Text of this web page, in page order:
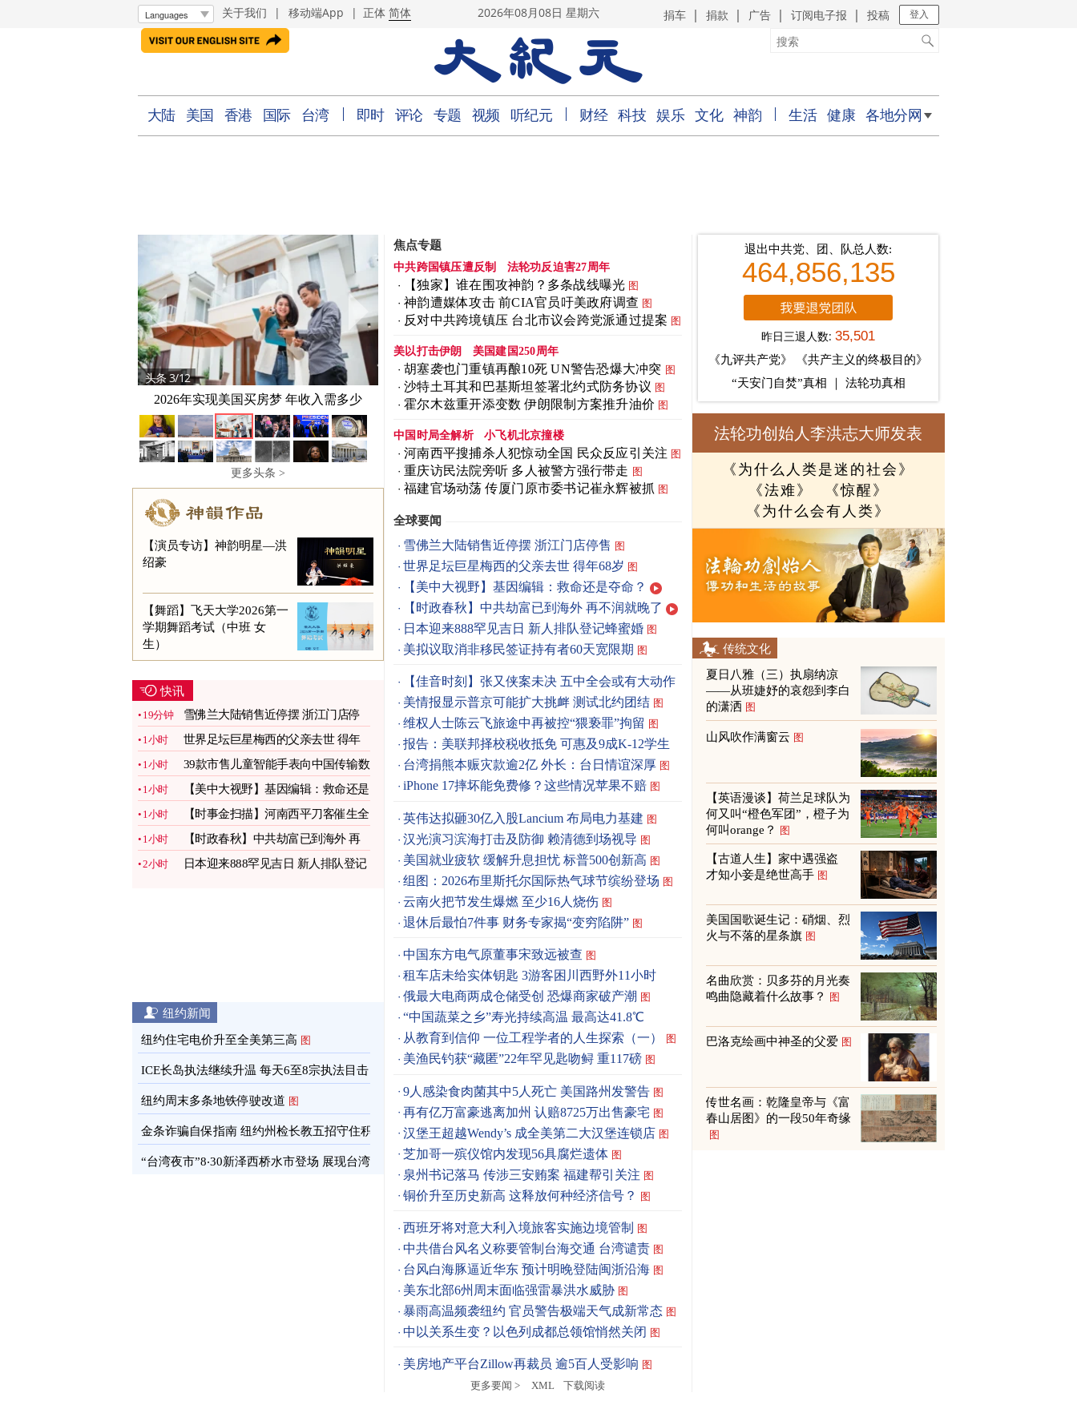
关于我们 | 移动端App | 正体 简体 2026年08月08日 星期六 捐车 捐款 广告 订阅电子报 投稿 登入
大陆 美国 香港 国际 台湾 即时 评论 专题 视频 听纪元 财经 科技 娱乐 文化 神韵 生活 健康 各地分网
头条 3/12
2026年实现美国买房梦 年收入需多少
更多头条 >
【演员专访】神韵明星—洪
绍豪
【舞蹈】飞天大学2026第一
学期舞蹈考试（中班 女
生）
快讯
19分钟
雪佛兰大陆销售近停摆 浙江门店停
售 图
1小时
世界足坛巨星梅西的父亲去世 得年
68岁 图
1小时
39款市售儿童智能手表向中国传输数
据 图
1小时
【美中大视野】基因编辑：救命还是
夺命？
1小时
【时事金扫描】河南西平刀客催生全
民抗共
1小时
【时政春秋】中共劫富已到海外 再
不润就晚了
2小时
日本迎来888罕见吉日 新人排队登记
纽约新闻
纽约住宅电价升至全美第三高 图
ICE长岛执法继续升温 每天6至8宗执法目击
通报 图
纽约周末多条地铁停驶改道 图
金条诈骗自保指南 纽约州检长教五招守住积
蓄 图
“台湾夜市”8‧30新泽西桥水市登场 展现台湾
焦点专题
中共跨国镇压遭反制 法轮功反迫害27周年
【独家】谁在围攻神韵？多条战线曝光 图
神韵遭媒体攻击 前CIA官员吁美政府调查 图
反对中共跨境镇压 台北市议会跨党派通过提案 图
美以打击伊朗 美国建国250周年
胡塞袭也门重镇再酿10死 UN警告恐爆大冲突 图
沙特土耳其和巴基斯坦签署北约式防务协议 图
霍尔木兹重开添变数 伊朗限制方案推升油价 图
中国时局全解析 小飞机北京撞楼
河南西平搜捕杀人犯惊动全国 民众反应引关注 图
重庆访民法院旁听 多人被警方强行带走 图
福建官场动荡 传厦门原市委书记崔永辉被抓 图
全球要闻
雪佛兰大陆销售近停摆 浙江门店停售 图
世界足坛巨星梅西的父亲去世 得年68岁 图
【美中大视野】基因编辑：救命还是夺命？
【时政春秋】中共劫富已到海外 再不润就晚了
日本迎来888罕见吉日 新人排队登记蜂蜜婚 图
美拟议取消非移民签证持有者60天宽限期 图
【佳音时刻】张又侠案未决 五中全会或有大动作
美情报显示普京可能扩大挑衅 测试北约团结 图
维权人士陈云飞旅途中再被控“猥亵罪”拘留 图
报告：美联邦择校税收抵免 可惠及9成K-12学生
图
台湾捐熊本赈灾款逾2亿 外长：台日情谊深厚 图
iPhone 17摔坏能免费修？这些情况苹果不赔 图
英伟达拟砸30亿入股Lancium 布局电力基建 图
汉光演习滨海打击及防御 赖清德到场视导 图
美国就业疲软 缓解升息担忧 标普500创新高 图
组图：2026布里斯托尔国际热气球节缤纷登场 图
云南火把节发生爆燃 至少16人烧伤 图
退休后最怕7件事 财务专家揭“变穷陷阱” 图
中国东方电气原董事宋致远被查 图
租车店未给实体钥匙 3游客困川西野外11小时
俄最大电商两成仓储受创 恐爆商家破产潮 图
“中国蔬菜之乡”寿光持续高温 最高达41.8℃
从教育到信仰 一位工程学者的人生探索（一）
图
美渔民钓获“藏匿”22年罕见匙吻鲟 重117磅 图
9人感染食肉菌其中5人死亡 美国路州发警告 图
再有亿万富豪逃离加州 认赔8725万出售豪宅 图
汉堡王超越Wendy’s 成全美第二大汉堡连锁店 图
芝加哥一殡仪馆内发现56具腐烂遗体 图
泉州书记落马 传涉三安贿案 福建帮引关注 图
铜价升至历史新高 这释放何种经济信号？ 图
西班牙将对意大利入境旅客实施边境管制 图
中共借台风名义称要管制台海交通 台湾谴责 图
台风白海豚逼近华东 预计明晚登陆闽浙沿海 图
美东北部6州周末面临强雷暴洪水威胁 图
暴雨高温频袭纽约 官员警告极端天气成新常态 图
中以关系生变？以色列成都总领馆悄然关闭 图
美房地产平台Zillow再裁员 逾5百人受影响 图
更多要闻 >
XML 下载阅读
退出中共党、团、队总人数:
464,856,135
昨日三退人数:35,501
《九评共产党》
《共产主义的终极目的》
“天安门自焚”真相
法轮功真相
法轮功创始人李洪志大师发表
《为什么人类是迷的社会》
《法难》
《惊醒》
《为什么会有人类》
传统文化
夏日八雅（三）执扇纳凉
——从班婕妤的哀怨到李白
的潇洒 图
山风吹作满窗云 图
【英语漫谈】荷兰足球队为
何又叫“橙色军团”，橙子为
何叫orange？
图
【古道人生】家中遇强盗
才知小妾是绝世高手 图
美国国歌诞生记：硝烟、烈
火与不落的星条旗 图
名曲欣赏：贝多芬的月光奏
鸣曲隐藏着什么故事？
图
巴洛克绘画中神圣的父爱 图
传世名画：乾隆皇帝与《富
春山居图》的一段50年奇缘
图